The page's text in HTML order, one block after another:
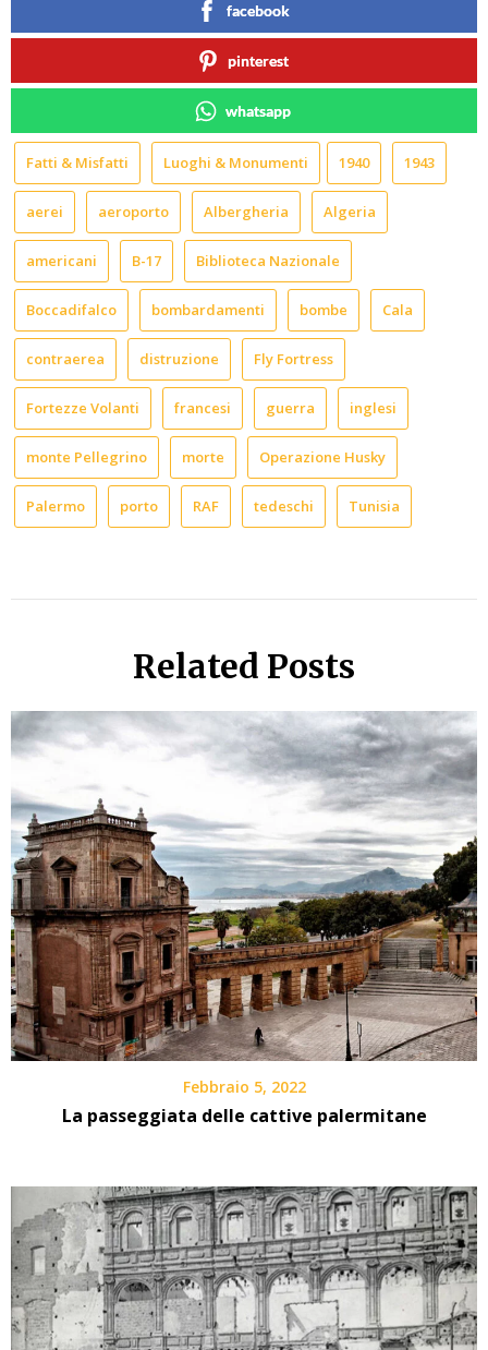
facebook
pinterest
whatsapp
Fatti & Misfatti Luoghi & Monumenti 1940 1943
aerei aeroporto Albergheria Algeria
americani B-17 Biblioteca Nazionale
Boccadifalco bombardamenti bombe Cala
contraerea distruzione Fly Fortress
Fortezze Volanti francesi guerra inglesi
monte Pellegrino morte Operazione Husky
Palermo porto RAF tedeschi Tunisia
Related Posts
Febbraio 5, 2022
La passeggiata delle cattive palermitane